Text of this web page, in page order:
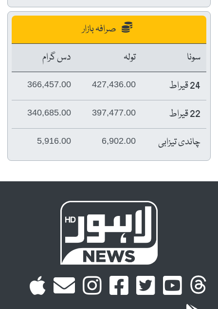
صرافہ بازار
سونا
تولہ
دس گرام
24 قیراط
427,436.00
366,457.00
22 قیراط 397,477.00
340,685.00
چاندی تیزابی 6,902.00
5,916.00